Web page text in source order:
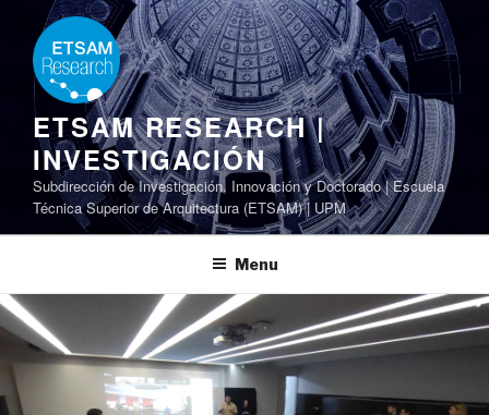
content
ETSAM RESEARCH |
INVESTIGACIÓN
Subdirección de Investigación, Innovación y Doctorado | Escuela
Técnica Superior de Arquitectura (ETSAM) | UPM
Menu